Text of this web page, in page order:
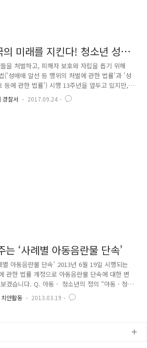
의 미래를 지킨다! 청소년 성매
을 처벌하고, 피해자 보호와 자립을 돕기 위해
('성매매 알선 등 행위의 처벌에 관한 법률'과 '성
등에 관한 법률') 시행 13주년을 앞두고 있지만,
지고 교묘해지고 있습니다. 청소년 성매매 원인
실태조사(여성가족부)'에 따르면 10명 중 6명
경찰서 2017.09.24
는 ‘사례별 아동음란물 단속’
별 아동음란물 단속’ 2013년 6월 19일 시행되는
관한 법률 개정으로 아동음란물 단속에 대한 변
겠습니다. Q. 아동ㆍ 청소년의 정의 “아동ㆍ청소
인식될 수 있는 사람” Q. 아동음란물의 범위가 어
2월 20일 법원에서는 「모두 교실과 대중교통수
식될 수 있는 사람’이 등장하는 아동ㆍ청소년이용
안활동 2013.03.19